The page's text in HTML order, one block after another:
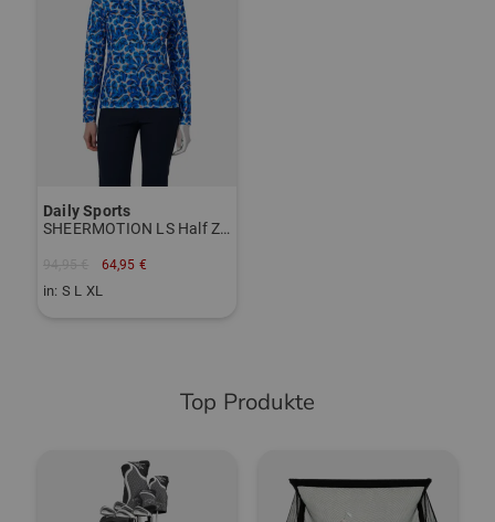
Daily Sports
SHEERMOTION LS Half Zip Stretch Unterzieher
64,95 €
in: S L XL
Top Produkte